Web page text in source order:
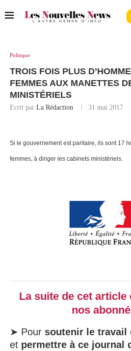
Politique
TROIS FOIS PLUS
FEMMES AUX MANETTES
MINISTÉRIELS
Ecrit par La Rédaction 31 mai 2017
Si le gouvernement est paritaire, ils sont 17
femmes, à diriger les cabinets ministériels.
La suite de cet article
nos
➤ Pour soutenir le travail
et permettre à ce journal